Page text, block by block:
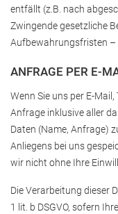
entfällt (z.B. nach
Zwingende gesetzliche
Aufbewahrungsfristen –
ANFRAGE PER E-
Wenn Sie uns per E-
Anfrage inklusive aller
Daten (Name, Anfrage)
Anliegens bei uns
wir nicht ohne Ihre
Die Verarbeitung dieser
1 lit. b DSGVO, sofern